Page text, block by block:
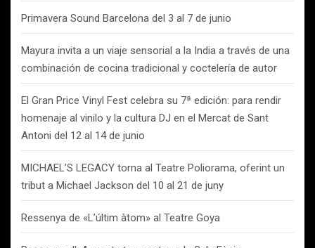
Primavera Sound Barcelona del 3 al 7 de junio
Mayura invita a un viaje sensorial a la India a través de una
combinación de cocina tradicional y coctelería de autor
El Gran Price Vinyl Fest celebra su 7ª edición: para rendir
homenaje al vinilo y la cultura DJ en el Mercat de Sant
Antoni del 12 al 14 de junio
MICHAEL’S LEGACY torna al Teatre Poliorama, oferint un
tribut a Michael Jackson del 10 al 21 de juny
Ressenya de «L’últim àtom» al Teatre Goya